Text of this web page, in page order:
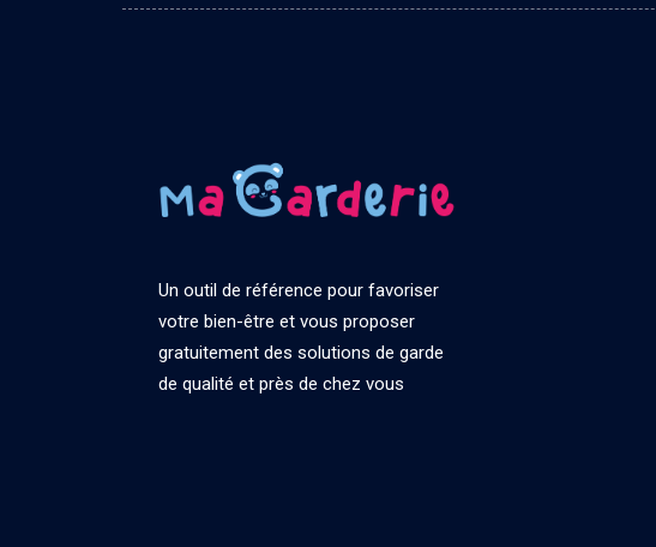
Un outil de référence pour favoriser
votre bien-être et vous proposer
gratuitement des solutions de garde
de qualité et près de chez vous